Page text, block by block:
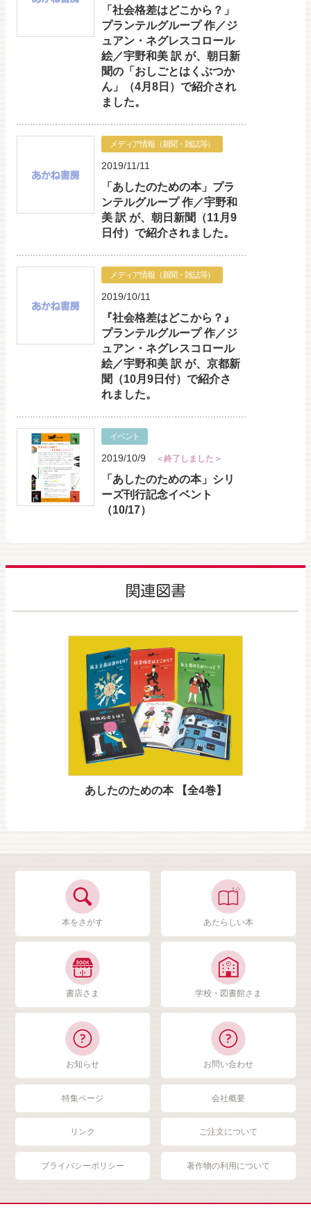
「社会格差はどこから？」
プランテルグループ 作／ジ
ュアン・ネグレスコロール
絵／宇野和美 訳 が、朝日新
聞の「おしごとはくぶつか
ん」（4月8日）で紹介され
ました。
メディア情報（新聞・雑誌等）
2019/11/11
「あしたのための本」プラ
ンテルグループ 作／宇野和
美 訳 が、朝日新聞（11月9
日付）で紹介されました。
メディア情報（新聞・雑誌等）
2019/10/11
『社会格差はどこから？』
プランテルグループ 作／ジ
ュアン・ネグレスコロール
絵／宇野和美 訳 が、京都新
聞（10月9日付）で紹介さ
れました。
イベント
2019/10/9 ＜終了しました＞
「あしたのための本」シリ
ーズ刊行記念イベント
（10/17）
関連図書
あしたのための本 【全4巻】
本をさがす あたらしい本
書店さま 学校・図書館さま
お知らせ お問い合わせ
特集ページ 会社概要
リンク ご注文について
プライバシーポリシー 著作物の利用について